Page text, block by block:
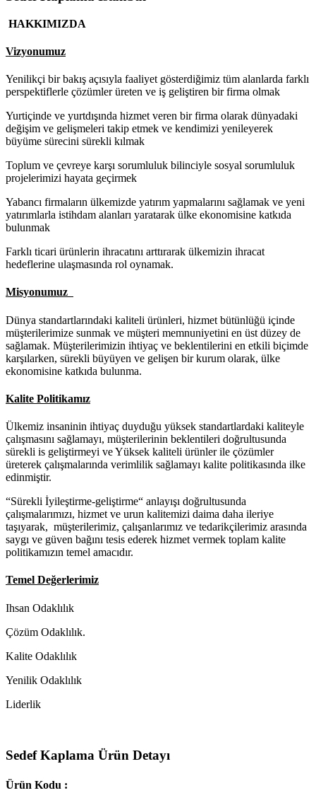
HAKKIMIZDA
Vizyonumuz
Yenilikçi bir bakış açısıyla faaliyet gösterdiğimiz tüm alanlarda farklı
perspektiflerle çözümler üreten ve iş geliştiren bir firma olmak
Yurtiçinde ve yurtdışında hizmet veren bir firma olarak dünyadaki
değişim ve gelişmeleri takip etmek ve kendimizi yenileyerek
büyüme sürecini sürekli kılmak
Toplum ve çevreye karşı sorumluluk bilinciyle sosyal sorumluluk
projelerimizi hayata geçirmek
Yabancı firmaların ülkemizde yatırım yapmalarını sağlamak ve yeni
yatırımlarla istihdam alanları yaratarak ülke ekonomisine katkıda
bulunmak
Farklı ticari ürünlerin ihracatını arttırarak ülkemizin ihracat
hedeflerine ulaşmasında rol oynamak.
Misyonumuz
Dünya standartlarındaki kaliteli ürünleri, hizmet bütünlüğü içinde
müşterilerimize sunmak ve müşteri memnuniyetini en üst düzey de
sağlamak. Müşterilerimizin ihtiyaç ve beklentilerini en etkili biçimde
karşılarken, sürekli büyüyen ve gelişen bir kurum olarak, ülke
ekonomisine katkıda bulunma.
Kalite Politikamız
Ülkemiz insaninin ihtiyaç duyduğu yüksek standartlardaki kaliteyle
çalışmasını sağlamayı, müşterilerinin beklentileri doğrultusunda
sürekli is geliştirmeyi ve Yüksek kaliteli ürünler ile çözümler
üreterek çalışmalarında verimlilik sağlamayı kalite politikasında ilke
edinmiştir.
“Sürekli İyileştirme-geliştirme“ anlayışı doğrultusunda
çalışmalarımızı, hizmet ve urun kalitemizi daima daha ileriye
taşıyarak, müşterilerimiz, çalışanlarımız ve tedarikçilerimiz arasında
saygı ve güven bağını tesis ederek hizmet vermek toplam kalite
politikamızın temel amacıdır.
Temel Değerlerimiz
Ihsan Odaklılık
Çözüm Odaklılık.
Kalite Odaklılık
Yenilik Odaklılık
Liderlik
Sedef Kaplama Ürün Detayı
Ürün Kodu :